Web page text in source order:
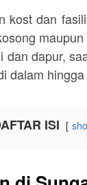
kost dan
maupun
dapur,
dalam
ISI